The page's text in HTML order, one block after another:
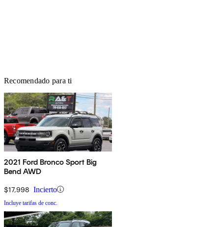
Recomendado para ti
2021 Ford Bronco Sport Big
Bend AWD
$17,998 Incierto
Incluye tarifas de conc.